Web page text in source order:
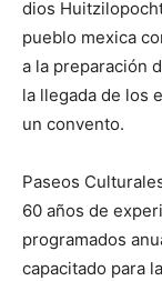
dios
pueblo mexica
a la preparación
la llegada de los
un convento.
Paseos
60 años de
programados
capacitado para